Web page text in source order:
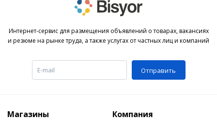
Интернет-сервис для размещения объявлений о товарах, вакансиях
и резюме на рынке труда, а также услугах от частных лиц и компаний
Отправить
Магазины Компания